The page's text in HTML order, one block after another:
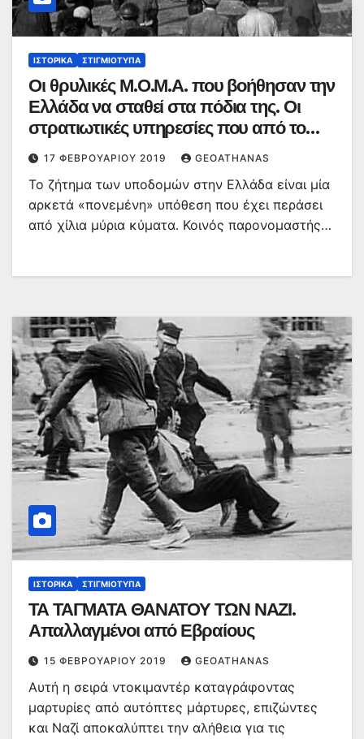
ΙΣΤΟΡΙΚΆ ΣΤΙΓΜΙΌΤΥΠΑ
Οι θρυλικές Μ.Ο.Μ.Α. που βοήθησαν την
Ελλάδα να σταθεί στα πόδια της. Οι
στρατιωτικές υπηρεσίες που από το
μηδέν έχτισαν υποδομές
17 ΦΕΒΡΟΥΑΡΊΟΥ 2019 GEOATHANAS
Το ζήτημα των υποδομών στην Ελλάδα είναι μία
αρκετά «πονεμένη» υπόθεση που έχει περάσει
από χίλια μύρια κύματα. Κοινός παρονομαστής…
ΙΣΤΟΡΙΚΆ ΣΤΙΓΜΙΌΤΥΠΑ
ΤΑ ΤΑΓΜΑΤΑ ΘΑΝΑΤΟΥ ΤΩΝ ΝΑΖΙ.
Απαλλαγμένοι από Εβραίους
15 ΦΕΒΡΟΥΑΡΊΟΥ 2019 GEOATHANAS
Αυτή η σειρά ντοκιμαντέρ καταγράφοντας
μαρτυρίες από αυτόπτες μάρτυρες, επιζώντες
και Ναζί αποκαλύπτει την αλήθεια για τις